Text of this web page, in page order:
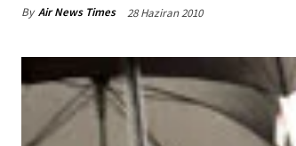
By Air News Times 28 Haziran 2010